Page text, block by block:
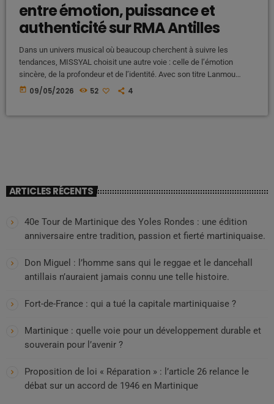
entre émotion, puissance et
authenticité sur RMA Antilles
Dans un univers musical où beaucoup cherchent à suivre les
tendances, MISSYAL choisit une autre voie : celle de l’émotion
sincère, de la profondeur et de l’identité. Avec son titre Lanmou
Enposib, l’artiste impose un style à la fois élégant, intense et
today 09/05/2026 52 4
ARTICLES RÉCENTS
40e Tour de Martinique des Yoles Rondes : une édition
anniversaire entre tradition, passion et fierté martiniquaise.
Don Miguel : l’homme sans qui le reggae et le dancehall
antillais n’auraient jamais connu une telle histoire.
Fort-de-France : qui a tué la capitale martiniquaise ?
Martinique : quelle voie pour un développement durable et
souverain pour l’avenir ?
Proposition de loi « Réparation » : l’article 26 relance le
débat sur un accord de 1946 en Martinique